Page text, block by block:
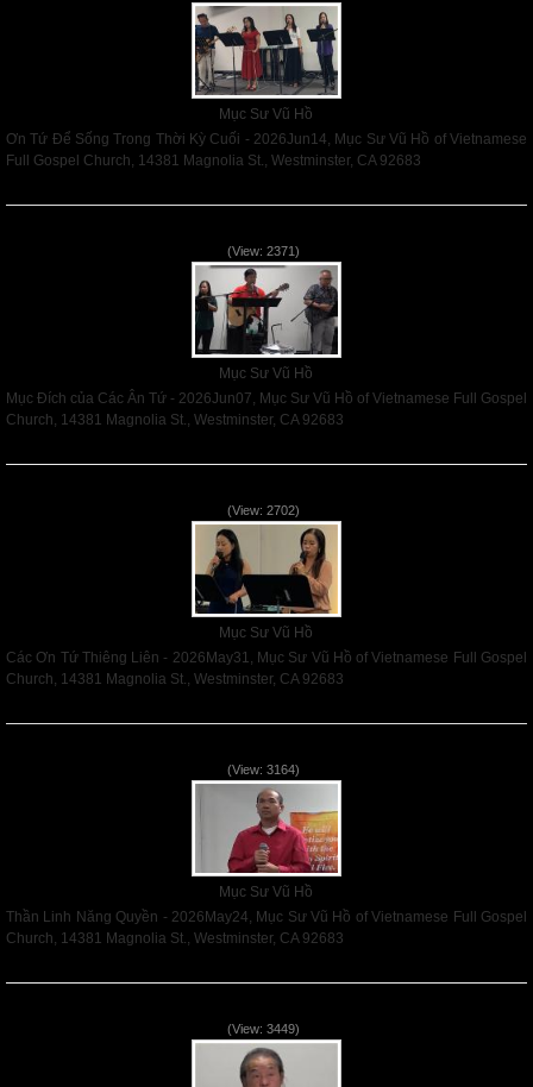
Mục Sư Vũ Hồ
Ơn Tứ Để Sống Trong Thời Kỳ Cuối - 2026Jun14, Mục Sư Vũ Hồ of Vietnamese
Full Gospel Church, 14381 Magnolia St., Westminster, CA 92683
(View: 2371)
Mục Sư Vũ Hồ
Mục Đích của Các Ân Tứ - 2026Jun07, Mục Sư Vũ Hồ of Vietnamese Full Gospel
Church, 14381 Magnolia St., Westminster, CA 92683
(View: 2702)
Mục Sư Vũ Hồ
Các Ơn Tứ Thiêng Liên - 2026May31, Mục Sư Vũ Hồ of Vietnamese Full Gospel
Church, 14381 Magnolia St., Westminster, CA 92683
(View: 3164)
Mục Sư Vũ Hồ
Thần Linh Năng Quyền - 2026May24, Mục Sư Vũ Hồ of Vietnamese Full Gospel
Church, 14381 Magnolia St., Westminster, CA 92683
(View: 3449)